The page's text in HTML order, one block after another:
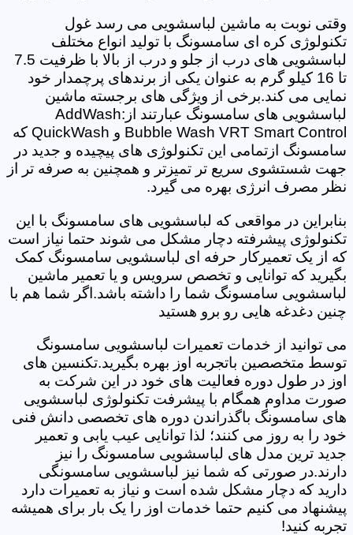
وقتی نوبت به ماشین لباسشویی می رسد غول
تکنولوژی کره ای سامسونگ با تولید انواع مختلف
لباسشویی های درب از جلو و درب از بالا با ظرفیت 7.5
تا 16 کیلو گرم به عنوان یکی از برندهای پرچمدار خود
نمایی می کند.برخی از ویژگی های برجسته ماشین
لباسشویی های سامسونگ عبارتند از:AddWash
Bubble Wash VRT Smart Control و QuickWash که
سامسونگ ازتمامی این تکنولوژی های پیچیده و جدید در
جهت شستشوی سریع تر تمیزتر و همچنین به صرفه تر از
نظر مصرف انرژی بهره می گیرد.
بنابراین در مواقعی که لباسشویی های سامسونگ با این
تکنولوژی پیشرفته دچار مشکل می شوند حتما نیاز است
که از یک تعمیرکار حرفه ای لباسشویی سامسونگ کمک
بگیرید که توانایی و تخصص سرویس و یا تعمیر ماشین
لباسشویی سامسونگ شما را داشته باشد.اگر شما هم با
چنین دغدغه هایی رو برو هستید
می توانید از خدمات تعمیرات لباسشویی سامسونگ
توسط متخصصین باتجربه اوز بهره بگیرید.تکنسین های
اوز در طول دوره فعالیت های خود در این شرکت به
صورت مداوم همگام با پیشرفت تکنولوژی لباسشویی
های سامسونگ باگذراندن دوره های تخصصی دانش فنی
خود را به روز می کنند؛ لذا توانایی عیب یابی و تعمیر
جدید ترین مدل های لباسشویی سامسونگ را نیز
دارند.در صورتی که شما نیز لباسشویی سامسونگی
دارید که دچار مشکل شده است و نیاز به تعمیرات دارد
پیشنهاد می کنیم حتما خدمات اوز را یک بار برای همیشه
تجربه کنید!